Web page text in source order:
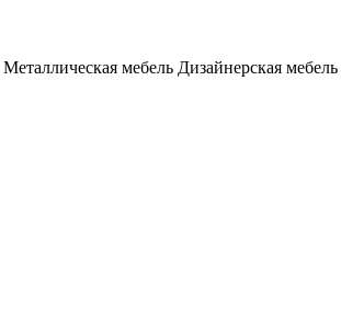
Металлическая мебель Дизайнерская мебель